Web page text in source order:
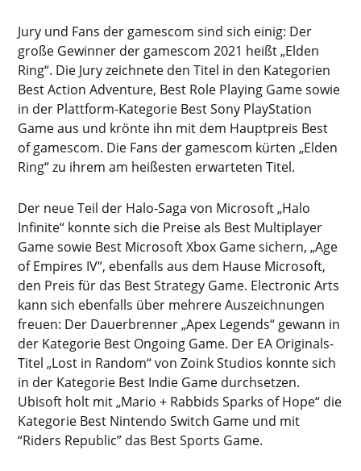
Jury und Fans der gamescom sind sich einig: Der
große Gewinner der gamescom 2021 heißt „Elden
Ring“. Die Jury zeichnete den Titel in den Kategorien
Best Action Adventure, Best Role Playing Game sowie
in der Plattform-Kategorie Best Sony PlayStation
Game aus und krönte ihn mit dem Hauptpreis Best
of gamescom. Die Fans der gamescom kürten „Elden
Ring“ zu ihrem am heißesten erwarteten Titel.
Der neue Teil der Halo-Saga von Microsoft „Halo
Infinite“ konnte sich die Preise als Best Multiplayer
Game sowie Best Microsoft Xbox Game sichern, „Age
of Empires IV“, ebenfalls aus dem Hause Microsoft,
den Preis für das Best Strategy Game. Electronic Arts
kann sich ebenfalls über mehrere Auszeichnungen
freuen: Der Dauerbrenner „Apex Legends“ gewann in
der Kategorie Best Ongoing Game. Der EA Originals-
Titel „Lost in Random“ von Zoink Studios konnte sich
in der Kategorie Best Indie Game durchsetzen.
Ubisoft holt mit „Mario + Rabbids Sparks of Hope“ die
Kategorie Best Nintendo Switch Game und mit
“Riders Republic” das Best Sports Game.